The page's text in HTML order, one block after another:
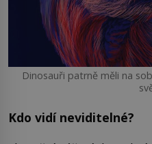
Dinosauři patrně měli na
Kdo vidí neviditelné?